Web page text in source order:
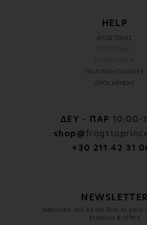
HELP
ΑΠΟΣΤΟΛΕΣ
ΠΟΛΙΤΙΚΗ COOKIES
ΟΡΟΙ ΧΡΗΣΗΣ
ΔΕΥ - ΠΑΡ 10:00-
shop@
+30 211 42 31
NEWSLETTER
Subscribe and be the first to know
products & offers